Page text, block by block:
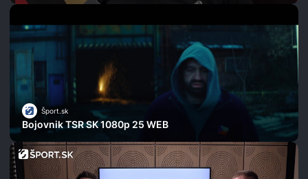
Šport.sk
Bojovnik TSR SK 1080p 25 WEB